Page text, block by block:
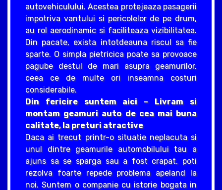
autovehiculului. Acestea protejeaza pasagerii
impotriva vantului si pericolelor de pe drum,
au rol aerodinamic si faciliteaza vizibilitatea.
Din pacate, exista intotdeauna riscul sa fie
sparte. O simpla pietricica poate sa provoace
pagube destul de mari asupra geamurilor,
ceea ce de multe ori inseamna costuri
considerabile.
Din fericire suntem aici – Livram si
montam geamuri auto de cea mai buna
calitate, la preturi atractive
Daca ai trecut printr-o situatie neplacuta si
unul dintre geamurile automobilului tau a
ajuns sa se sparga sau a fost crapat, poti
rezolva foarte repede problema apeland la
noi. Suntem o companie cu istorie bogata in